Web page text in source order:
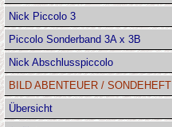
Nick Piccolo 3
Piccolo Sonderband 3A x 3B
Nick Abschlusspiccolo
BILD ABENTEUER / SONDEHEFT
Übersicht